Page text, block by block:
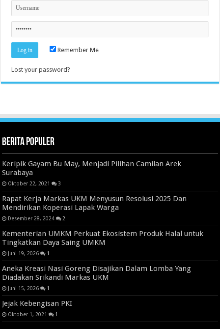
Remember Me
Lost your password?
Berita Populer
Keripik Gayam Bu May, Menjadi Pilihan Camilan Arek
Surabaya
Oktober 22, 2021 3
Rapat Kerja Markas UKM Menyusun Resolusi 2025 Dan
Mendirikan Koperasi Lapak Warga
Desember 28, 2024 2
Kementerian UMKM Perkuat Ekosistem Produk Halal untuk
Tingkatkan Daya Saing UMKM
Juni 19, 2026 1
Aneka Kreasi Nasi Goreng Disajikan Dalam Lomba Yang
Diadakan Srikandi Markas UKM
Juni 15, 2026 1
Jejak Kebengisan PKI
Oktober 1, 2021 1